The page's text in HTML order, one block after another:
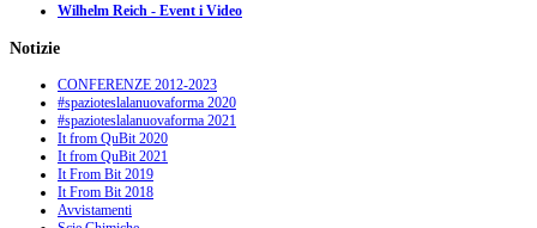
Wilhelm Reich - Event i Video
Notizie
CONFERENZE 2012-2023
#spazioteslalanuovaforma 2020
#spazioteslalanuovaforma 2021
It from QuBit 2020
It from QuBit 2021
It From Bit 2019
It From Bit 2018
Avvistamenti